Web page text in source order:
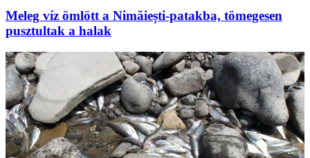
Meleg víz ömlött a Nimăiești-patakba, tömegesen
pusztultak a halak